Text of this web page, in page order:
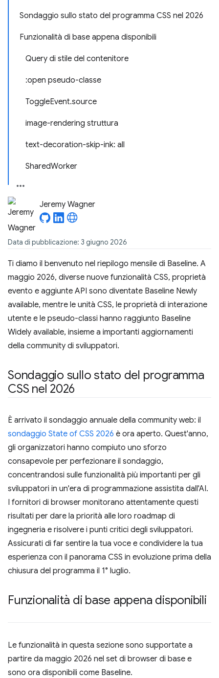
Sondaggio sullo stato del programma CSS nel 2026
Funzionalità di base appena disponibili
Query di stile del contenitore
:open pseudo-classe
ToggleEvent.source
image-rendering struttura
text-decoration-skip-ink: all
SharedWorker
Jeremy Wagner
Data di pubblicazione: 3 giugno 2026
Ti diamo il benvenuto nel riepilogo mensile di Baseline. A
maggio 2026, diverse nuove funzionalità CSS, proprietà
evento e aggiunte API sono diventate Baseline Newly
available, mentre le unità CSS, le proprietà di interazione
utente e le pseudo-classi hanno raggiunto Baseline
Widely available, insieme a importanti aggiornamenti
della community di sviluppatori.
Sondaggio sullo stato del programma
CSS nel 2026
È arrivato il sondaggio annuale della community web: il
sondaggio State of CSS 2026 è ora aperto. Quest'anno,
gli organizzatori hanno compiuto uno sforzo
consapevole per perfezionare il sondaggio,
concentrandosi sulle funzionalità più importanti per gli
sviluppatori in un'era di programmazione assistita dall'AI.
I fornitori di browser monitorano attentamente questi
risultati per dare la priorità alle loro roadmap di
ingegneria e risolvere i punti critici degli sviluppatori.
Assicurati di far sentire la tua voce e condividere la tua
esperienza con il panorama CSS in evoluzione prima della
chiusura del programma il 1° luglio.
Funzionalità di base appena disponibili
Le funzionalità in questa sezione sono supportate a
partire da maggio 2026 nel set di browser di base e
sono ora disponibili come Baseline.